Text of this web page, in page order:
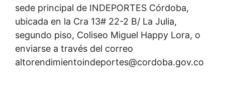
sede principal de INDEPORTES Córdoba,
ubicada en la Cra 13# 22-2 B/ La Julia,
segundo piso, Coliseo Miguel Happy Lora, o
enviarse a través del correo
altorendimientoindeportes@cordoba.gov.co